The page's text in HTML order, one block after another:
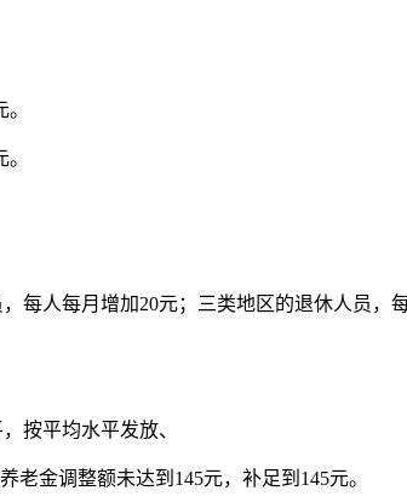
每人每月增加20元；三类地区的退休人员
按平均水平发放、
老金调整额未达到145元，补足到145元。